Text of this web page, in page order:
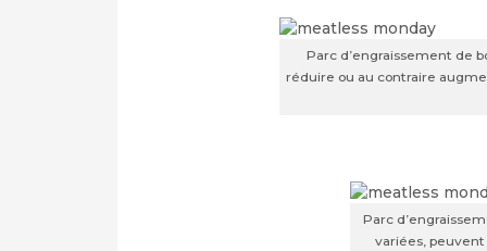
Parc d’engraissement de
réduire ou au contraire
Parc
variées,